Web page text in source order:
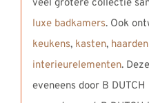
veel grotere collectie
luxe badkamers. Ook
keukens, kasten, haarden
interieurelementen.
eveneens door B